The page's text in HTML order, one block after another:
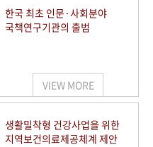
역사
연구자들
정박물 영상 기록물
한국 최초 인문·사회분야
국책연구기관의 출범
VIEW MORE
생활밀착형 건강사업을 위한
지역보건의료제공체계 제안